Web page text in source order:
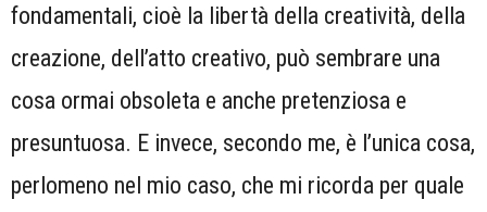
fondamentali, cioè la libertà della creatività, della
creazione, dell’atto creativo, può sembrare una
cosa ormai obsoleta e anche pretenziosa e
presuntuosa. E invece, secondo me, è l’unica cosa,
perlomeno nel mio caso, che mi ricorda per quale